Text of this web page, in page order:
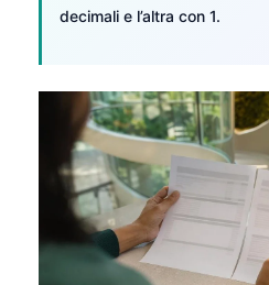
decimali e l’altra con 1.